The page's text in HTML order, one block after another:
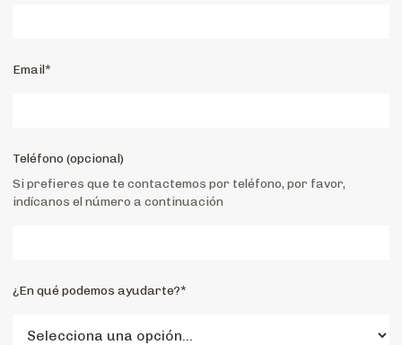
Email*
Teléfono (opcional)
Si prefieres que te contactemos por teléfono, por favor,
indícanos el número a continuación
¿En qué podemos ayudarte?*